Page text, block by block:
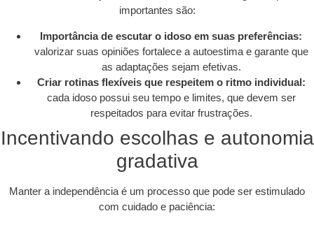
importantes são:
Importância de escutar o idoso em suas preferências:
valorizar suas opiniões fortalece a autoestima e garante que
as adaptações sejam efetivas.
Criar rotinas flexíveis que respeitem o ritmo individual:
cada idoso possui seu tempo e limites, que devem ser
respeitados para evitar frustrações.
Incentivando escolhas e autonomia
gradativa
Manter a independência é um processo que pode ser estimulado
com cuidado e paciência: